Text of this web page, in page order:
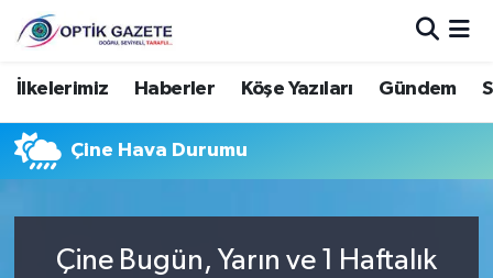
İlkelerimiz Haberler Köşe Yazıları Gündem
Çine Hava Durumu
Çine Bugün, Yarın ve 1 Haftalık
Nöbetçi Eczaneler
Hava Durumu
Trafik Durumu